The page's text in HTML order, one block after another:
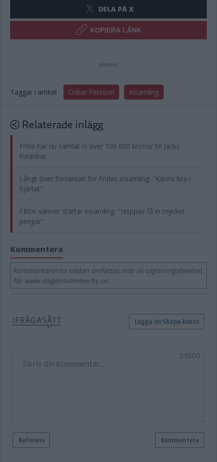
DELA PÅ X
KOPIERA LÄNK
Annons:
Taggar i artikel Oskar Persson Insamling
Relaterade inlägg
Frida har nu samlat in över 100 000 kronor till Jacks
föräldrar
Långt över förväntan för Fridas insamling: "Känns bra i
hjärtat"
FBSK-vänner startar insamling: "Hoppas få in mycket
pengar"
Kommentera
Kommentarerna nedan omfattas inte av utgivningsbeviset
för www.dagensvimmerby.se.